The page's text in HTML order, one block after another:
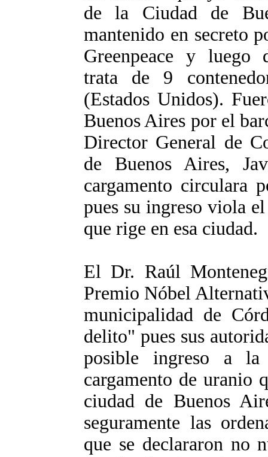
de la Ciudad de
mantenido en secreto
Greenpeace y luego
trata de 9
(Estados Unidos).
Buenos Aires por el
Director General de
de Buenos Aires,
cargamento circulara
pues su ingreso viola
que rige en esa ciudad.
El Dr. Raúl
Premio Nóbel
municipalidad de
delito" pues sus
posible ingreso a
cargamento de uranio
ciudad de Buenos
seguramente las
que se declararon no